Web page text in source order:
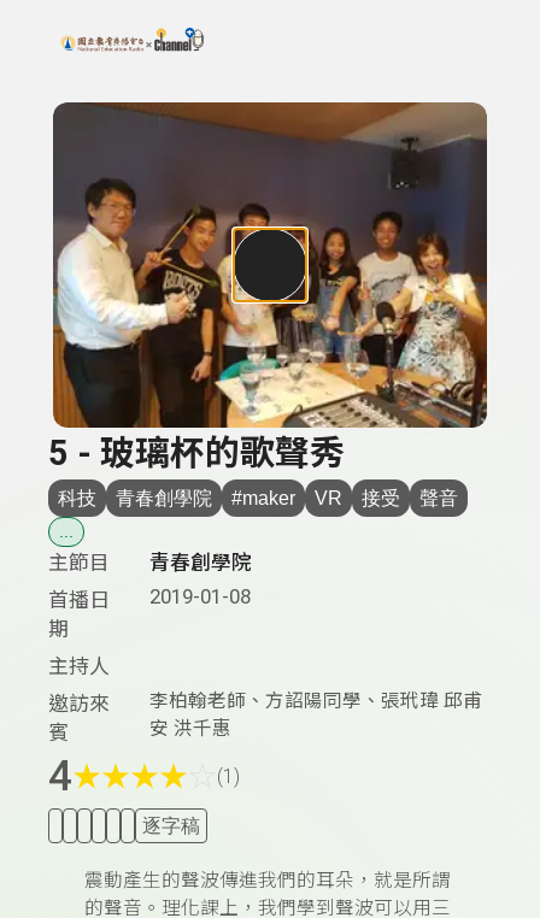
上方功能區塊
搜尋關鍵字：可輸入節目名稱、主持人或關鍵字
5 - 玻璃杯的歌聲秀
科技 青春創學院 #maker VR 接受 聲音
主節目
青春創學院
首播日
期
2019-01-08
主持人
邀訪來
賓
李柏翰老師、方詔陽同學、張玳瑋 邱甫
安 洪千惠
4★★★★ (1)
逐字稿
震動產生的聲波傳進我們的耳朵，就是所謂
的聲音。理化課上，我們學到聲波可以用三